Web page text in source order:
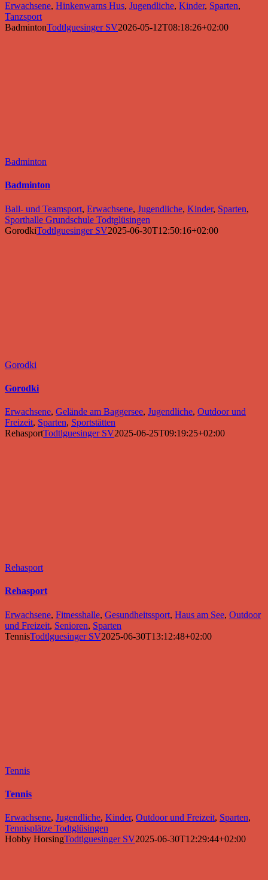
Erwachsene, Hinkenwarns Hus, Jugendliche, Kinder, Sparten,
Tanzsport
BadmintonTodtlguesinger SV2026-05-12T08:18:26+02:00
Badminton
Badminton
Ball- und Teamsport, Erwachsene, Jugendliche, Kinder, Sparten,
Sporthalle Grundschule Todtglüsingen
GorodkiTodtlguesinger SV2025-06-30T12:50:16+02:00
Gorodki
Gorodki
Erwachsene, Gelände am Baggersee, Jugendliche, Outdoor und
Freizeit, Sparten, Sportstätten
RehasportTodtlguesinger SV2025-06-25T09:19:25+02:00
Rehasport
Rehasport
Erwachsene, Fitnesshalle, Gesundheitssport, Haus am See, Outdoor
und Freizeit, Senioren, Sparten
TennisTodtlguesinger SV2025-06-30T13:12:48+02:00
Tennis
Tennis
Erwachsene, Jugendliche, Kinder, Outdoor und Freizeit, Sparten,
Tennisplätze Todtglüsingen
Hobby HorsingTodtlguesinger SV2025-06-30T12:29:44+02:00